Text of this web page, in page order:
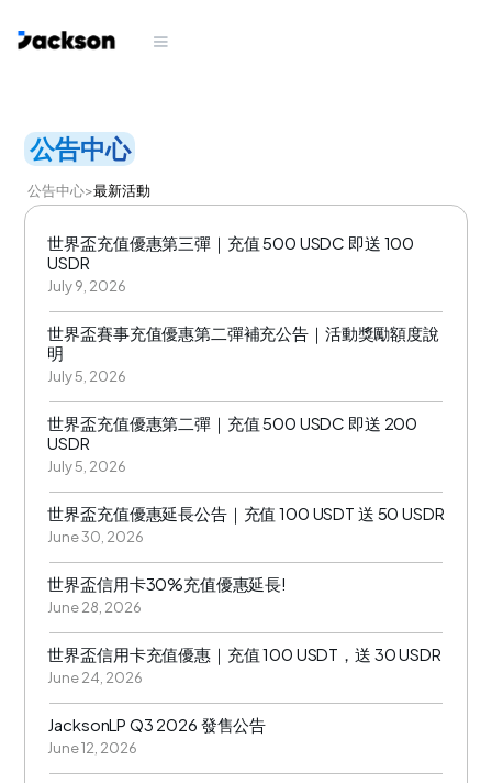
公告中心
公告中心>最新活動
世界盃充值優惠第三彈｜充值 500 USDC 即送 100
USDR
July 9, 2026
世界盃賽事充值優惠第二彈補充公告｜活動獎勵額度說
明
July 5, 2026
世界盃充值優惠第二彈｜充值 500 USDC 即送 200
USDR
July 5, 2026
世界盃充值優惠延長公告｜充值 100 USDT 送 50 USDR
June 30, 2026
世界盃信用卡30%充值優惠延長!
June 28, 2026
世界盃信用卡充值優惠｜充值 100 USDT，送 30 USDR
June 24, 2026
JacksonLP Q3 2026 發售公告
June 12, 2026